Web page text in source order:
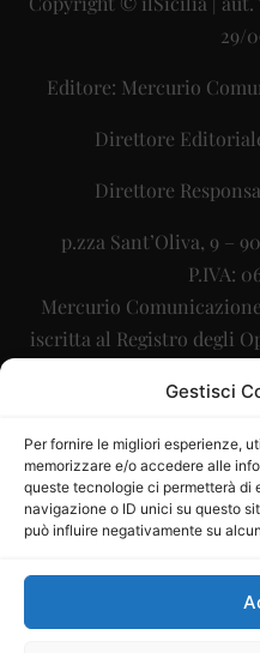
Gestisci
Per fornire le migliori esperienze,
memorizzare e/o accedere alle
queste tecnologie ci permetterà di
navigazione o ID unici su questo
può influire negativamente su
29/
Editore: Mercurio
Direttore
Direttore
p.zza Sant’Oliva, 9 –
P.IVA:
Mercurio
iscritta al Registro degli